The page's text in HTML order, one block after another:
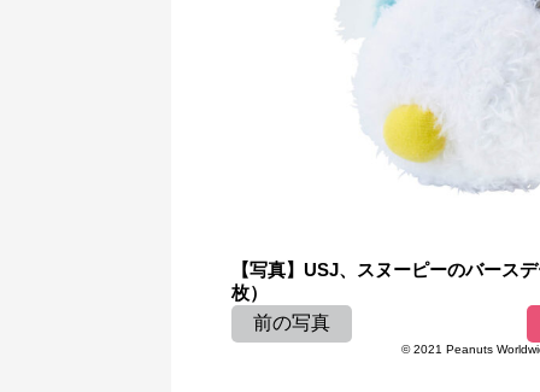
【写真】USJ、スヌーピーのバース
枚）
前の写真
© 2021 Peanuts